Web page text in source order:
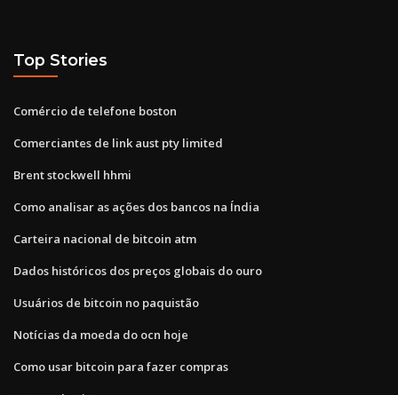
Top Stories
Comércio de telefone boston
Comerciantes de link aust pty limited
Brent stockwell hhmi
Como analisar as ações dos bancos na Índia
Carteira nacional de bitcoin atm
Dados históricos dos preços globais do ouro
Usuários de bitcoin no paquistão
Notícias da moeda do ocn hoje
Como usar bitcoin para fazer compras